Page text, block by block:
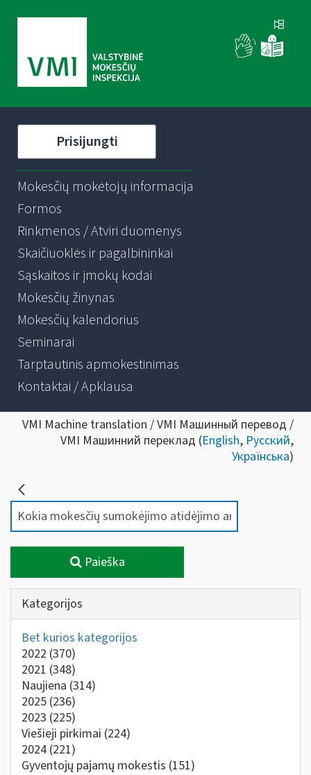
Prisijungti
Mokesčių mokėtojų informacija
Formos
Rinkmenos / Atviri duomenys
Skaičiuoklės ir pagalbininkai
Sąskaitos ir įmokų kodai
Mokesčių žinynas
Mokesčių kalendorius
Seminarai
Tarptautinis apmokestinimas
Kontaktai / Apklausa
VMI Machine translation / VMI Машинный перевод /
VMI Машинний переклад (English, Русский,
Українська)
Paieška
Kategorijos
Bet kurios kategorijos
2022 (370)
2021 (348)
Naujiena (314)
2025 (236)
2023 (225)
Viešieji pirkimai (224)
2024 (221)
Gyventojų pajamų mokestis (151)